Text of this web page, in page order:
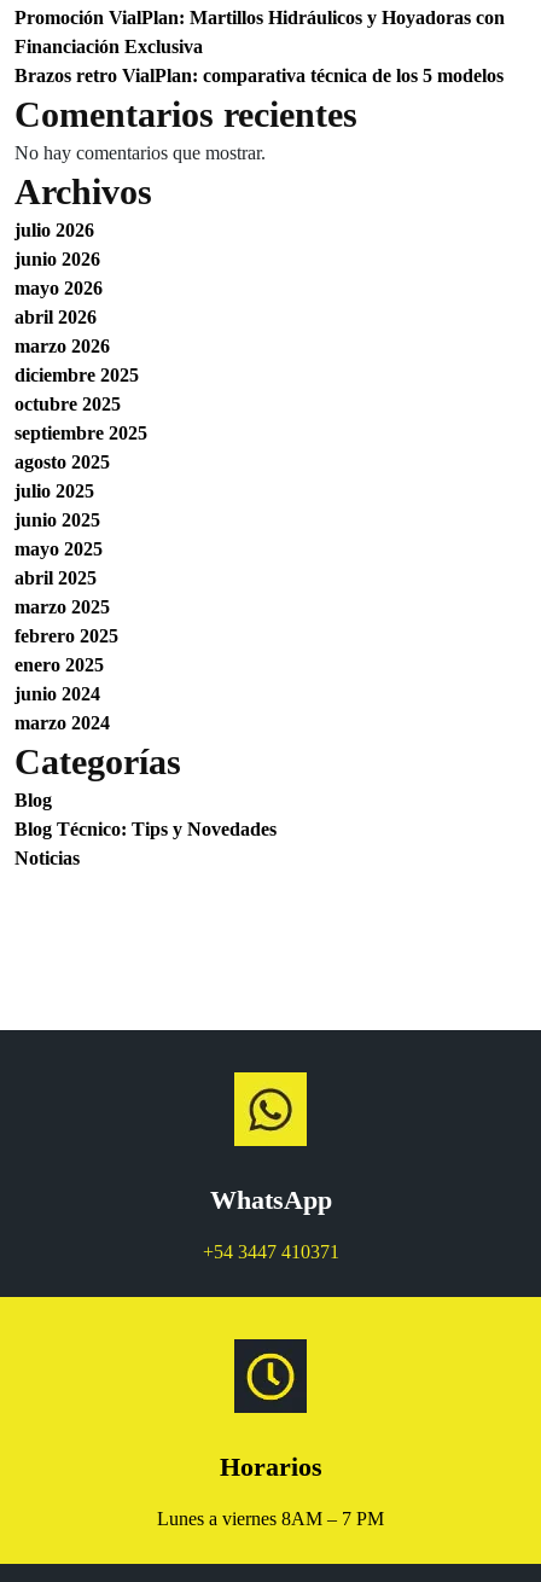
Promoción VialPlan: Martillos Hidráulicos y Hoyadoras con
Financiación Exclusiva
Brazos retro VialPlan: comparativa técnica de los 5 modelos
Comentarios recientes
No hay comentarios que mostrar.
Archivos
julio 2026
junio 2026
mayo 2026
abril 2026
marzo 2026
diciembre 2025
octubre 2025
septiembre 2025
agosto 2025
julio 2025
junio 2025
mayo 2025
abril 2025
marzo 2025
febrero 2025
enero 2025
junio 2024
marzo 2024
Categorías
Blog
Blog Técnico: Tips y Novedades
Noticias
WhatsApp
+54 3447 410371
Horarios
Lunes a viernes 8AM – 7 PM